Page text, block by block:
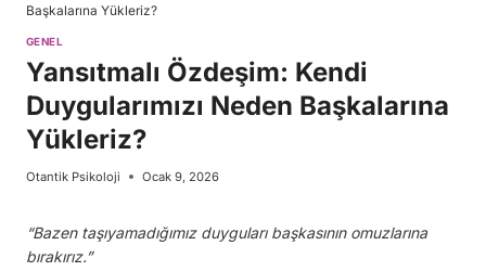
Başkalarına Yükleriz?
GENEL
Yansıtmalı Özdeşim: Kendi
Duygularımızı Neden Başkalarına
Yükleriz?
Otantik Psikoloji Ocak 9, 2026
“Bazen taşıyamadığımız duyguları başkasının omuzlarına
bırakırız.”